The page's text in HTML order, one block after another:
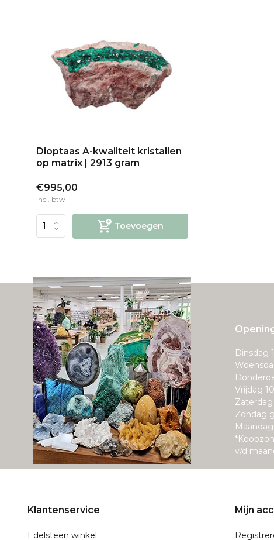
Dioptaas A-kwaliteit kristallen
op matrix | 2913 gram
€995,00
Incl. btw
Toevoegen
Dinsdag
Vrijdag
Zondag
v/d
Klantenservice
Edelsteen winkel
Mijn